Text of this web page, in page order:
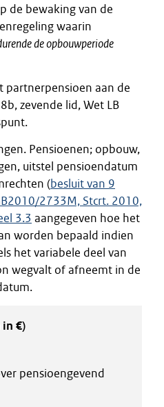
de bewaking van de
waarin
de opbouwperiode
partnerpensioen aan de
zevende lid, Wet LB
Pensioenen; opbouw,
uitstel pensioendatum
(besluit van 9
2733M, Stcrt. 2010,
3.3 aangegeven hoe het
worden bepaald indien
het variabele deel van
wegvalt of afneemt in de
€)
pensioengevend